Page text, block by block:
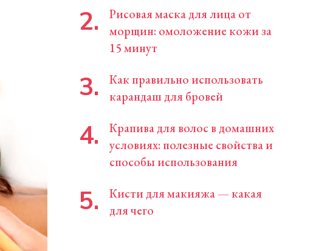
Рисовая маска для лица от
морщин: омоложение кожи за
15 минут
Как правильно использовать
карандаш для бровей
Крапива для волос в домашних
условиях: полезные свойства и
способы использования
Кисти для макияжа — какая
для чего